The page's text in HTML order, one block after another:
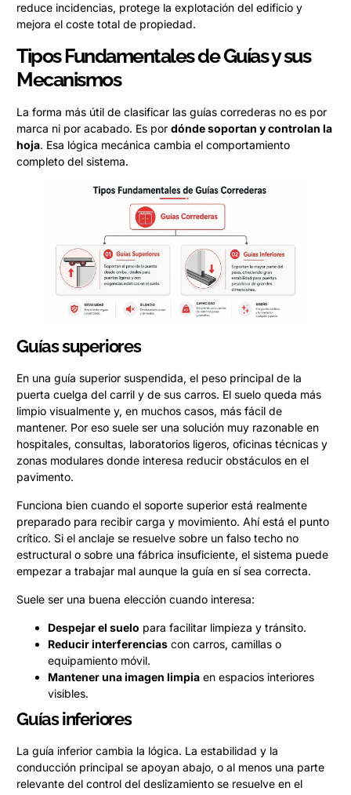
reduce incidencias, protege la explotación del edificio y
mejora el coste total de propiedad.
Tipos Fundamentales de Guías y sus
Mecanismos
La forma más útil de clasificar las guías correderas no es por
marca ni por acabado. Es por dónde soportan y controlan la
hoja. Esa lógica mecánica cambia el comportamiento
completo del sistema.
Guías superiores
En una guía superior suspendida, el peso principal de la
puerta cuelga del carril y de sus carros. El suelo queda más
limpio visualmente y, en muchos casos, más fácil de
mantener. Por eso suele ser una solución muy razonable en
hospitales, consultas, laboratorios ligeros, oficinas técnicas y
zonas modulares donde interesa reducir obstáculos en el
pavimento.
Funciona bien cuando el soporte superior está realmente
preparado para recibir carga y movimiento. Ahí está el punto
crítico. Si el anclaje se resuelve sobre un falso techo no
estructural o sobre una fábrica insuficiente, el sistema puede
empezar a trabajar mal aunque la guía en sí sea correcta.
Suele ser una buena elección cuando interesa:
Despejar el suelo para facilitar limpieza y tránsito.
Reducir interferencias con carros, camillas o
equipamiento móvil.
Mantener una imagen limpia en espacios interiores
visibles.
Guías inferiores
La guía inferior cambia la lógica. La estabilidad y la
conducción principal se apoyan abajo, o al menos una parte
relevante del control del deslizamiento se resuelve en el